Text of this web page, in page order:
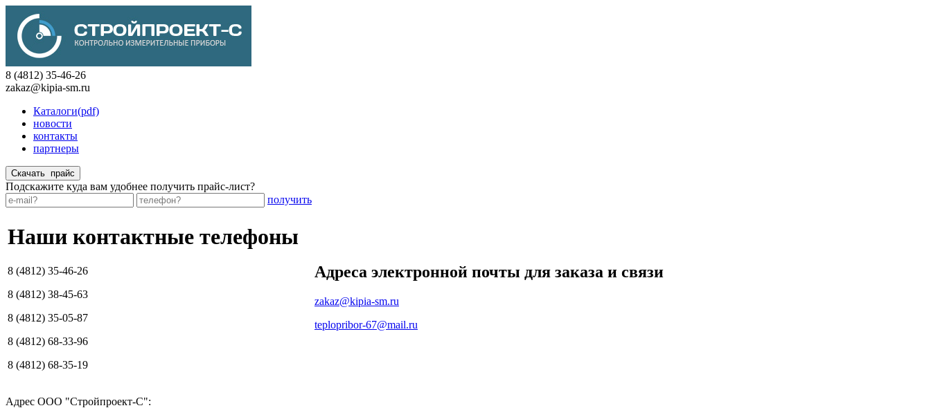
8 (4812) 35-46-26
zakaz@kipia-sm.ru
Каталоги(pdf)
новости
контакты
партнеры
Подскажите куда вам удобнее получить прайс-лист?
получить
Наши контактные телефоны
8 (4812) 35-46-26
8 (4812) 38-45-63
8 (4812) 35-05-87
8 (4812) 68-33-96
8 (4812) 68-35-19
Адреса электронной почты для заказа и связи
zakaz@kipia-sm.ru
teplopribor-67@mail.ru
Адрес ООО "Стройпроект-С":